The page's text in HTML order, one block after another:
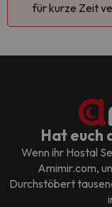
für kurze Zeit
Hat euch
Wenn ihr Hostal
Amimir.com,
Durchstöbert